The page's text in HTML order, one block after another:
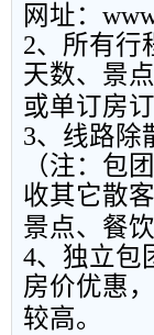
网址：
2、所有行
天数、景
或单订房
3、线路除
（注：包
收其它散客
景点、餐
4、独立包
房价优惠
较高。